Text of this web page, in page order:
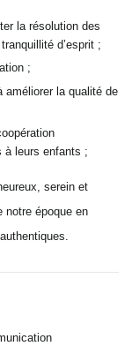
la résolution des
d’esprit ;
;
améliorer la qualité de
à leurs enfants ;
serein et
notre époque en